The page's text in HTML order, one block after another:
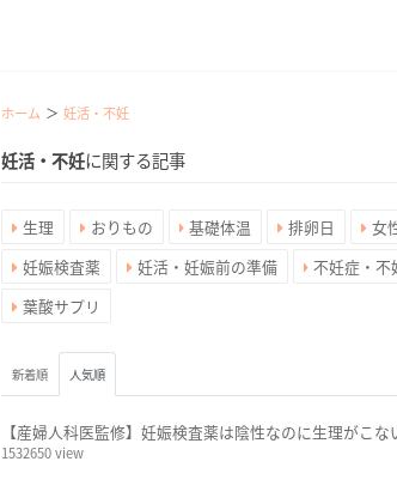
ホーム 妊活・不妊
妊活・不妊に関する記事
生理 おりもの 基礎体温 排卵日 女
妊娠検査薬
妊活・妊娠前の準備 不妊症・不
葉酸サプリ
新着順 人気順
【産婦人科医監修】妊娠検査薬は陰性なのに生理がこ
1532650 view